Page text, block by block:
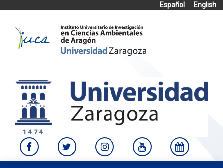
Español
English
content